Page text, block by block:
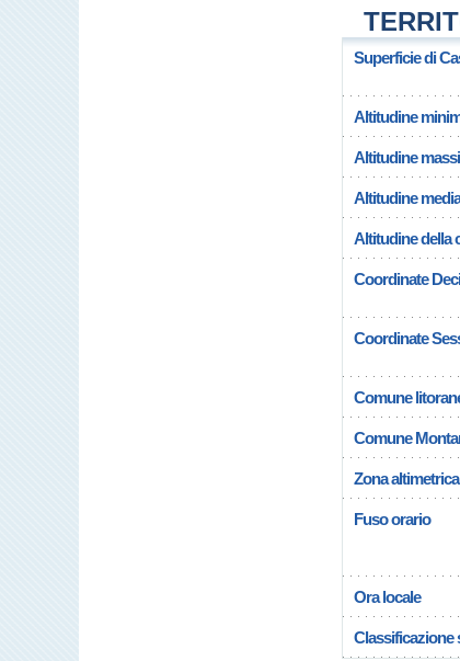
Superficie di
Altitudine
Altitudine
Altitudine
Altitudine della
Coordinate
Coordinate
Comune
Comune
Zona altimetrica
Fuso orario
Ora locale
Classificazione